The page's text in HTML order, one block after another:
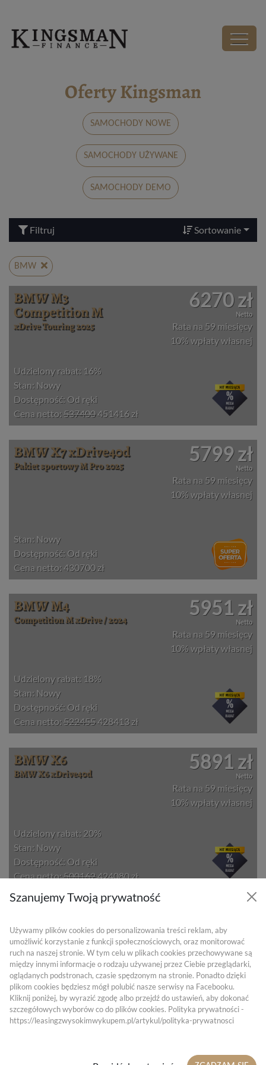
Oferty Kingsman
SAMOCHODY NOWE
SAMOCHODY UŻYWANE
SAMOCHODY DEMO
Filtruj Sortowanie
BMW
BMW M3
Competition M
xDrive Touring 2025
6270 zł
Netto
Rata na 59 miesięcy
10% wpłaty własnej
Udzielony rabat: 16%
Stan: Nowy
Dostępność: Od ręki
Cena netto:537400451416 zł
BMW X7 xDrive40d
Pakiet sportowy M Pro 2025
5799 zł
Netto
Rata na 59 miesięcy
10% wpłaty własnej
Stan: Nowy
Dostępność: Od ręki
Cena netto: 430700 zł
BMW M4
Competition M xDrive / 2024
5951 zł
Netto
Rata na 59 miesięcy
10% wpłaty własnej
Udzielony rabat: 18%
Stan: Nowy
Dostępność: Od ręki
Cena netto:522455428413 zł
BMW X6
BMW X6 xDrive40d
5891 zł
Netto
Rata na 59 miesięcy
10% wpłaty własnej
Udzielony rabat: 20%
Stan: Nowy
Dostępność: Od ręki
Cena netto:500162424080 zł
Pakiet sportowy M 2025
Rata na 59 miesięcy
10% wpłaty własnej
Stan: Nowy
Dostępność: Od ręki
Szanujemy Twoją prywatność
Używamy plików cookies do personalizowania treści reklam, aby
umożliwić korzystanie z funkcji społecznościowych, oraz monitorować
ruch na naszej stronie. W tym celu w plikach cookies przechowywane są
między innymi informacje o rodzaju używanej przez Ciebie przeglądarki,
oglądanych podstronach, czasie spędzonym na stronie. Ponadto dzięki
plikom cookies będziesz mógł polubić nasze serwisy na Facebooku.
Kliknij poniżej, by wyrazić zgodę albo przejdź do ustawień, aby dokonać
szczegółowych wyborów co do plików cookies. Polityka prywatności -
https://leasingzwysokimwykupem.pl/artykul/polityka-prywatnosci